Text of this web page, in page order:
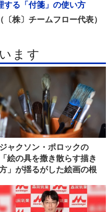
する「付箋」の使い方
〔株〕チームフロー代表）
ます
ジャクソン・ポロックの
「絵の具を撒き散らす描き
」が揺るがした絵画の根